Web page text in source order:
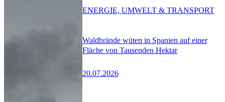
Waldbrände wüten in Spanien auf einer
Fläche von Tausenden Hektar
20.07.2026
ENERGIE, UMWELT & TRANSPORT